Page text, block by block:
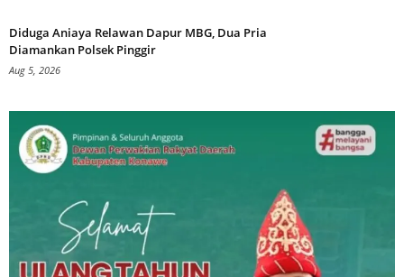
Diduga Aniaya Relawan Dapur MBG, Dua Pria
Diamankan Polsek Pinggir
Aug 5, 2026